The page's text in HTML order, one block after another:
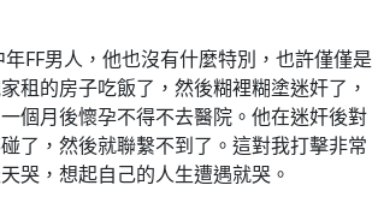
FF男人，他也沒有什麼特別，也許僅僅是
租的房子吃飯了，然後糊裡糊塗迷奸了，
個月後懷孕不得不去醫院。他在迷奸後對
了，然後就聯繫不到了。這對我打擊非常
哭，想起自己的人生遭遇就哭。